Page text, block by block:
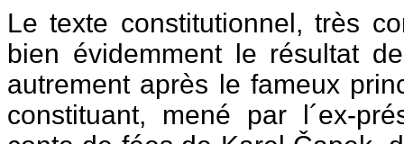
Le texte constitutionnel, très
bien évidemment le résultat
autrement après le fameux
constituant, mené par l´ex-